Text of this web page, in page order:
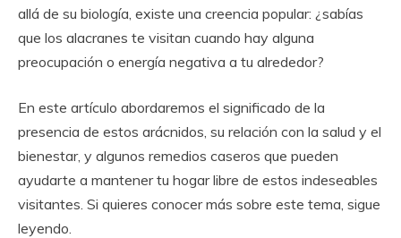
allá de su biología, existe una creencia popular: ¿sabías
que los alacranes te visitan cuando hay alguna
preocupación o energía negativa a tu alrededor?
En este artículo abordaremos el significado de la
presencia de estos arácnidos, su relación con la salud y el
bienestar, y algunos remedios caseros que pueden
ayudarte a mantener tu hogar libre de estos indeseables
visitantes. Si quieres conocer más sobre este tema, sigue
leyendo.